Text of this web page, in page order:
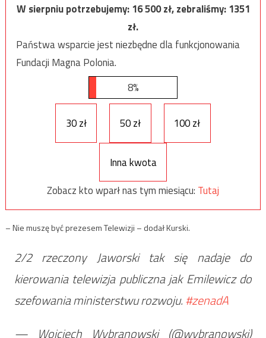
W sierpniu potrzebujemy:16 500zł, zebraliśmy:1351
zł.
Państwa wsparcie jest niezbędne dla funkcjonowania
Fundacji Magna Polonia.
8%
30 zł 50 zł 100 zł
Inna kwota
Zobacz kto wparł nas tym miesiącu: Tutaj
– Nie muszę być prezesem Telewizji – dodał Kurski.
2/2 rzeczony Jaworski tak się nadaje do
kierowania telewizja publiczna jak Emilewicz do
szefowania ministerstwu rozwoju.#zenadA
— Wojciech Wybranowski (@wybranowski)